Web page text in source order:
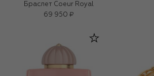
Браслет Coeur Royal
69 950 ₽